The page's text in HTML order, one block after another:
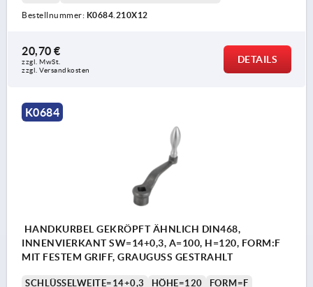
Bestellnummer: K0684.210X12
20,70 €
zzgl. MwSt.
zzgl. Versandkosten
DETAILS
K0684
HANDKURBEL GEKRÖPFT ÄHNLICH DIN468,
INNENVIERKANT SW=14+0,3, A=100, H=120, FORM:F
MIT FESTEM GRIFF, GRAUGUSS GESTRAHLT
SCHLÜSSELWEITE=14+0,3 HÖHE=120
FORM=F